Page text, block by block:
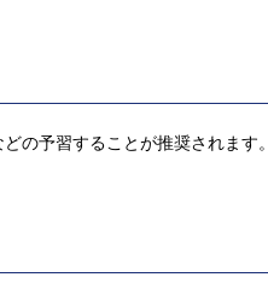
の予習することが推奨されます。